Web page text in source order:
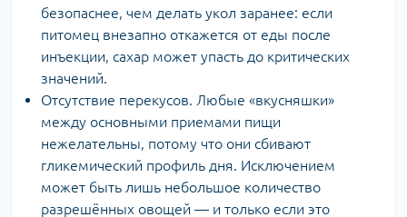
безопаснее, чем делать укол заранее: если
питомец внезапно откажется от еды после
инъекции, сахар может упасть до критических
значений.
Отсутствие перекусов. Любые «вкусняшки»
между основными приемами пищи
нежелательны, потому что они сбивают
гликемический профиль дня. Исключением
может быть лишь небольшое количество
разрешённых овощей — и только если это